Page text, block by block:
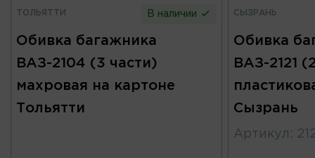
ТОЛЬЯТТИ В наличии
Обивка багажника
ВАЗ-2104 (3 части)
махровая на картоне
Тольятти
СЫЗРАНЬ
Обивка
ВАЗ-2121
Сызрань
Артикул :